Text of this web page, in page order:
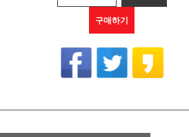
구매하기